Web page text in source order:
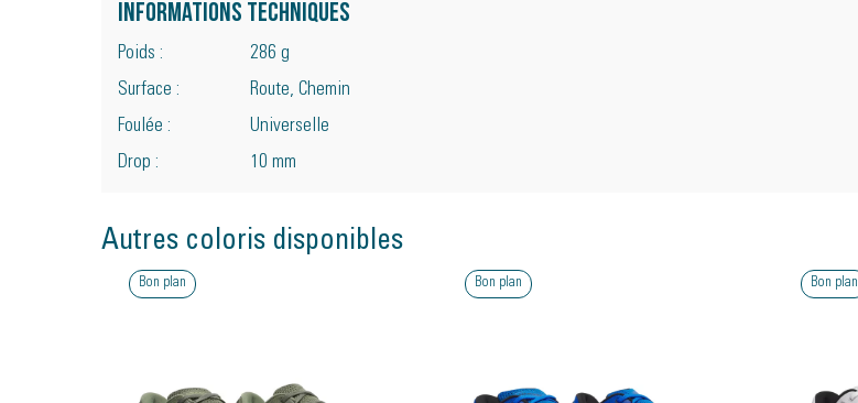
Informations techniques
Poids :
286 g
Surface :
Route, Chemin
Foulée :
Universelle
Drop :
10 mm
Autres coloris disponibles
Bon plan Bon plan Bon plan